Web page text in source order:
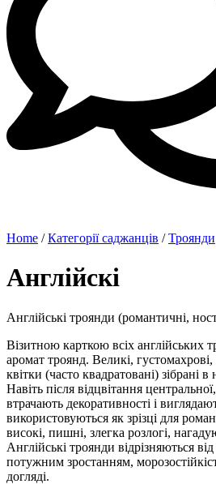
Home /Категорії саджанців /Троянди
Англійскі
Англійські троянди (романтичні,
Візитною карткою всіх англійських
аромат троянд. Великі,
квітки (часто квадратовані) зібрані в
Навіть після відцвітання
втрачають декоративності і
використовуються як зрізці для
високі, пишні, злегка розлогі,
Англійські троянди відрізняються
потужним зростанням,
догляді.